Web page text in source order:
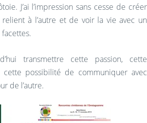
J’ai l’impression sans cesse de créer
à l’autre et de voir la vie avec un
transmettre cette passion, cette
possibilité de communiquer avec
de l’autre.